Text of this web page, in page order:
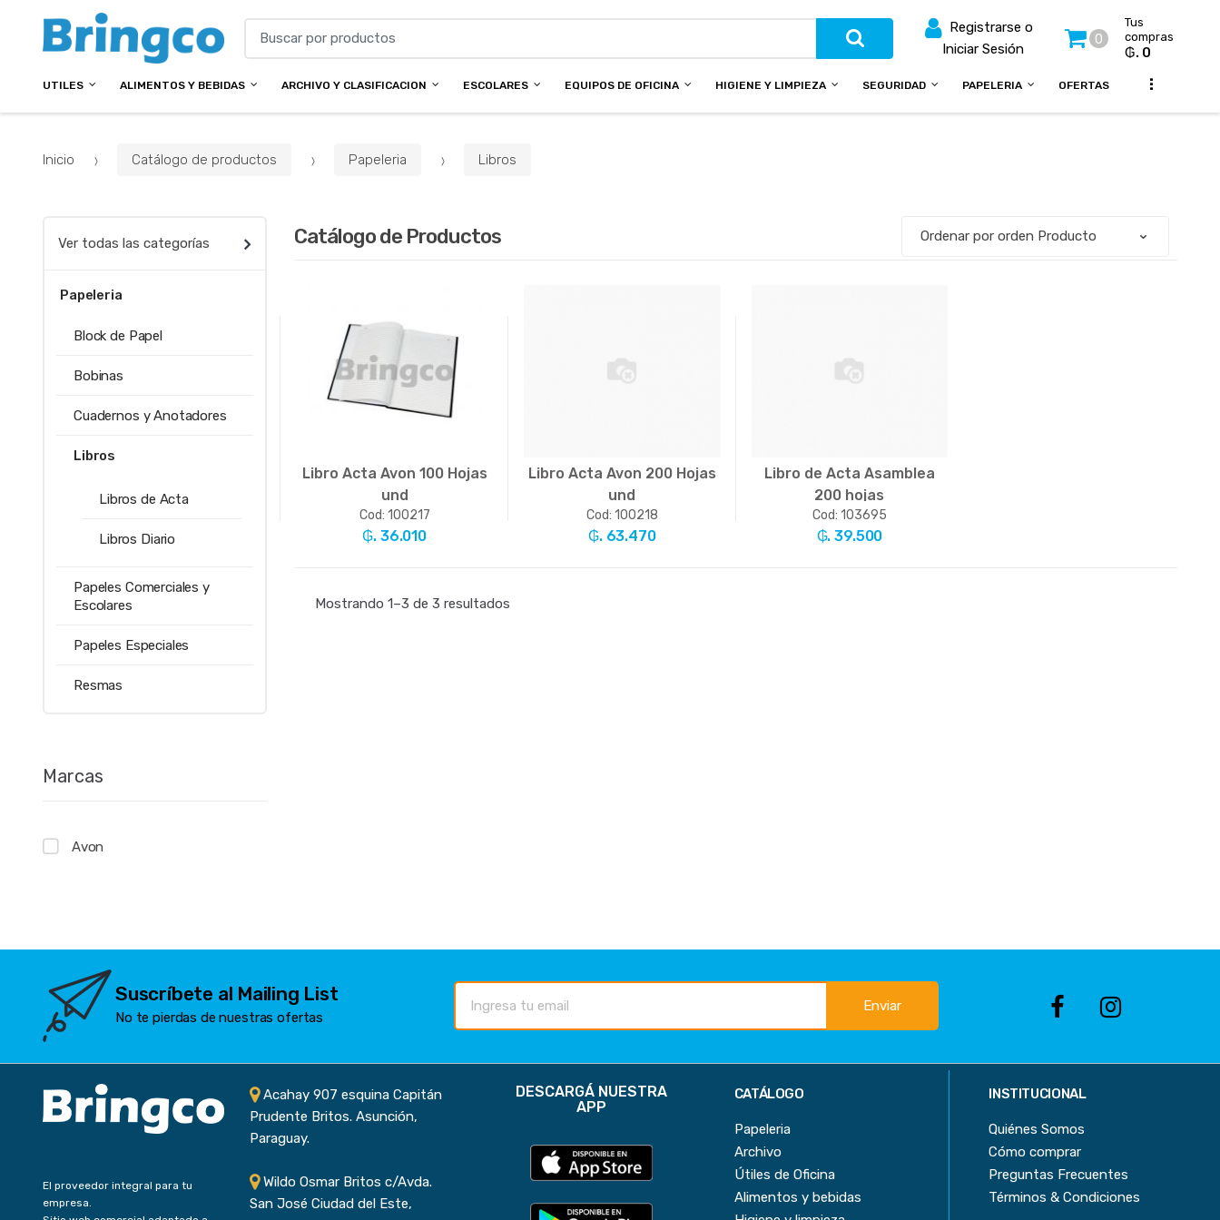
c
a
p
Registrarse o
Iniciar Sesión
0
Tus
compras
₲. 0
UTILES ALIMENTOS Y BEBIDAS ARCHIVO Y CLASIFICACION ESCOLARES EQUIPOS DE OFICINA HIGIENE Y LIMPIEZA SEGURIDAD PAPELERIA OFERTAS ...
Inicio Catálogo de productos Papeleria Libros
Catálogo de Productos
Libro Acta Avon 100 Hojas
und
Cod: 100217
₲. 36.010
Libro Acta Avon 200 Hojas
und
Cod: 100218
₲. 63.470
Libro de Acta Asamblea
200 hojas
Cod: 103695
₲. 39.500
Mostrando 1–3 de 3 resultados
Ver todas las categorías
Papeleria
Block de Papel
Bobinas
Cuadernos y Anotadores
Libros
Libros de Acta
Libros Diario
Papeles Comerciales y
Escolares
Papeles Especiales
Resmas
Marcas
Avon
Suscríbete al Mailing List
No te pierdas de nuestras ofertas
Enviar
El proveedor integral para tu
empresa.
Acahay 907 esquina Capitán
Prudente Britos. Asunción,
Paraguay.
Wildo Osmar Britos c/Avda.
San José Ciudad del Este,
DESCARGÁ NUESTRA
APP
CATÁLOGO
Papeleria
Archivo
Útiles de Oficina
Alimentos y bebidas
INSTITUCIONAL
Quiénes Somos
Cómo comprar
Preguntas Frecuentes
Términos & Condiciones